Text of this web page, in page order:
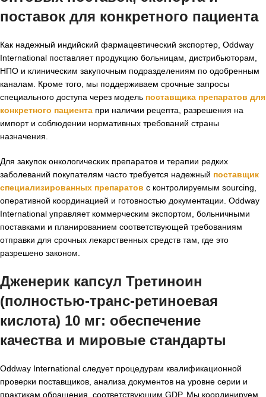
поставок для конкретного пациента
Как надежный индийский фармацевтический экспортер, Oddway
International поставляет продукцию больницам, дистрибьюторам,
НПО и клиническим закупочным подразделениям по одобренным
каналам. Кроме того, мы поддерживаем срочные запросы
специального доступа через модель поставщика препаратов для
конкретного пациента при наличии рецепта, разрешения на
импорт и соблюдении нормативных требований страны
назначения.
Для закупок онкологических препаратов и терапии редких
заболеваний покупателям часто требуется надежный поставщик
специализированных препаратов с контролируемым sourcing,
оперативной координацией и готовностью документации. Oddway
International управляет коммерческим экспортом, больничными
поставками и планированием соответствующей требованиям
отправки для срочных лекарственных средств там, где это
разрешено законом.
Дженерик капсул Третиноин
(полностью-транс-ретиноевая
кислота) 10 мг: обеспечение
качества и мировые стандарты
Oddway International следует процедурам квалификационной
проверки поставщиков, анализа документов на уровне серии и
практикам обращения, соответствующим GDP. Мы координируем